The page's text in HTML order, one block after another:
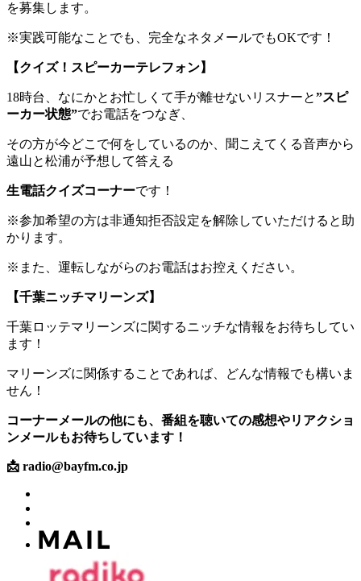
を募集します。
※実践可能なことでも、完全なネタメールでもOKです！
【クイズ！スピーカーテレフォン】
18時台、なにかとお忙しくて手が離せないリスナーと”スピ
ーカー状態”でお電話をつなぎ、
その方が今どこで何をしているのか、聞こえてくる音声から
遠山と松浦が予想して答える
生電話クイズコーナーです！
※参加希望の方は非通知拒否設定を解除していただけると助
かります。
※また、運転しながらのお電話はお控えください。
【千葉ニッチマリーンズ】
千葉ロッテマリーンズに関するニッチな情報をお待ちしてい
ます！
マリーンズに関係することであれば、どんな情報でも構いま
せん！
コーナーメールの他にも、番組を聴いての感想やリアクショ
ンメールもお待ちしています！
📩 radio@bayfm.co.jp